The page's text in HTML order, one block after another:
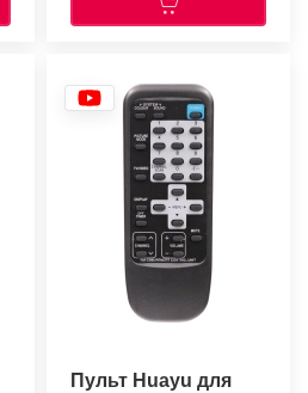
Пульт Huayu для